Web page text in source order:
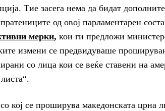
Тие засега нема да бидат
од овој парламентарен
мерки, кои ги предложи
измени се предвидуваше
со лица кои се веќе ставени на
кој се проширува македонската црна